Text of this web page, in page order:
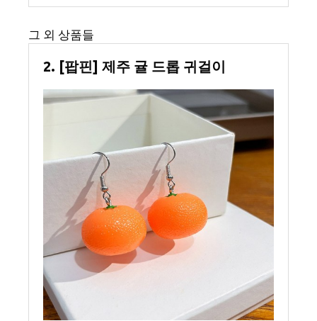
그 외 상품들
2. [팝핀] 제주 귤 드롭 귀걸이